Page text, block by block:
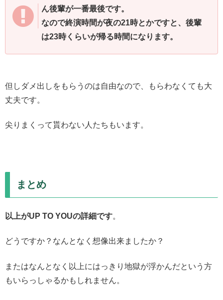
ん後輩が一番最後です。
なので終演時間が夜の21時とかですと、後輩
は23時くらいが帰る時間になります。
但しダメ出しをもらうのは自由なので、もらわなくても大
丈夫です。
尖りまくって貰わない人たちもいます。
まとめ
以上がUP TO YOUの詳細です。
どうですか？なんとなく想像出来ましたか？
またはなんとなく以上にはっきり地獄が浮かんだという方
もいらっしゃるかもしれません。